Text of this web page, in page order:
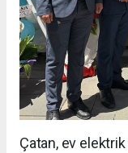
Çatan, ev